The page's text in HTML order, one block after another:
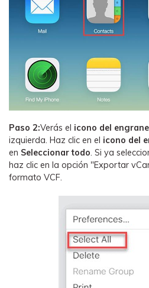
Paso 2:Verás el icono del engrane
izquierda. Haz clic en el icono del
en Seleccionar todo. Si ya
haz clic en la opción "Exportar
formato VCF.